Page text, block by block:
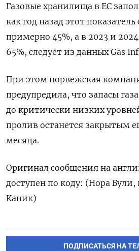
Газовые хранилища в ЕС
как год назад этот показатель
примерно 45%, а в 2023 ​и
⁠65%, следует из данных Gas
При этом норвежская
‌предупредила, что запасы
до критически ‌низких
пролив останется закрытым
месяца.
Оригинал ​сообщения на
доступен по ‌коду: (Нора
Каник)
ПОДПИСАТЬСЯ НА